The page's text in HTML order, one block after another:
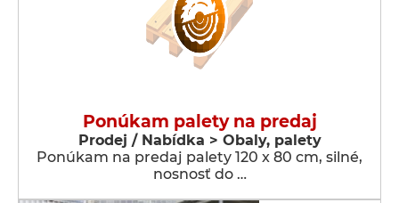
Ponúkam palety na predaj
Prodej / Nabídka > Obaly, palety
Ponúkam na predaj palety 120 x 80 cm, silné,
nosnosť do …